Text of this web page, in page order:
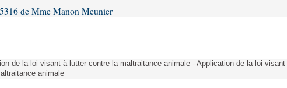
de Mme Manon Meunier
de la loi visant à lutter contre la maltraitance animale - Application de la loi visant
animale